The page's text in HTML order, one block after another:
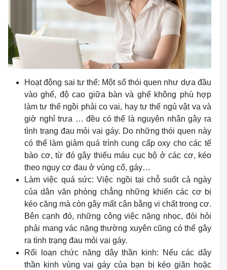
Hoạt động sai tư thế: Một số thói quen như dựa đầu
vào ghế, độ cao giữa bàn và ghế không phù hợp
làm tư thế ngồi phải co vai, hay tư thế ngủ vật vạ và
giờ nghỉ trưa … đều có thể là nguyên nhân gây ra
tình trạng đau mỏi vai gáy. Do những thói quen này
có thể làm giảm quá trình cung cấp oxy cho các tế
bào cơ, từ đó gây thiếu máu cục bộ ở các cơ, kéo
theo nguy cơ đau ở vùng cổ, gáy…
Làm việc quá sức: Việc ngồi tại chỗ suốt cả ngày
của dân văn phòng chẳng những khiến các cơ bị
kéo căng mà còn gây mất cân bằng vi chất trong cơ.
Bên cạnh đó, những công việc nặng nhọc, đòi hỏi
phải mang vác nặng thường xuyên cũng có thể gây
ra tình trạng đau mỏi vai gáy.
Rối loạn chức năng dây thần kinh: Nếu các dây
thần kinh vùng vai gáy của bạn bị kéo giãn hoặc